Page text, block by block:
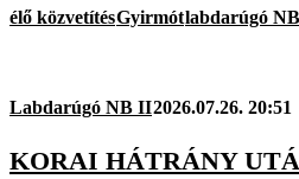
élő közvetítésGyirmótlabdarúgó
Labdarúgó NB II2026.07.26. 20:51
KORAI HÁTRÁNY